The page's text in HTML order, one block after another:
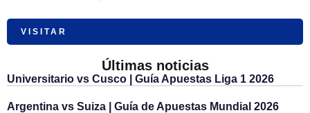
VISITAR
Últimas noticias
Universitario vs Cusco | Guía Apuestas Liga 1 2026
Argentina vs Suiza | Guía de Apuestas Mundial 2026